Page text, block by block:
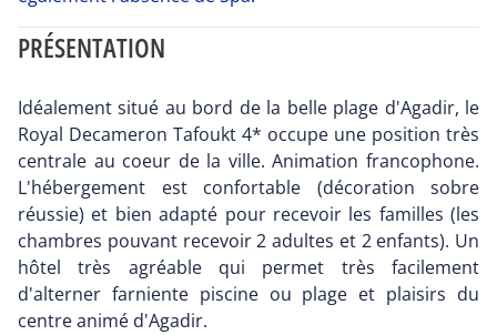
PRÉSENTATION
Idéalement situé au bord de la belle plage d'Agadir, le
Royal Decameron Tafoukt 4* occupe une position très
centrale au coeur de la ville. Animation francophone.
L'hébergement est confortable (décoration sobre
réussie) et bien adapté pour recevoir les familles (les
chambres pouvant recevoir 2 adultes et 2 enfants). Un
hôtel très agréable qui permet très facilement
d'alterner farniente piscine ou plage et plaisirs du
centre animé d'Agadir.